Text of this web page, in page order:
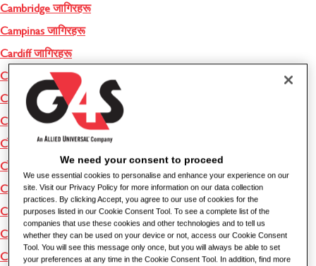
Cambridge जागिरहरू
Campinas जागिरहरू
Cardiff जागिरहरू
Central Greece जागिरहरू
Central Macedonia जागिरहरू
Central Serbia जागिरहरू
Cēsis जागिरहरू
Cēsu Novads जागिरहरू
Cheltenham जागिरहरू
Chía जागिरहरू
Chippenham जागिरहरू
Coleraine जागिरहरू
We need your consent to proceed
We use essential cookies to personalise and enhance your experience on our
site. Visit our Privacy Policy for more information on our data collection
practices. By clicking Accept, you agree to our use of cookies for the
purposes listed in our Cookie Consent Tool. To see a complete list of the
companies that use these cookies and other technologies and to tell us
whether they can be used on your device or not, access our Cookie Consent
Tool. You will see this message only once, but you will always be able to set
your preferences at any time in the Cookie Consent Tool. In addition, find more